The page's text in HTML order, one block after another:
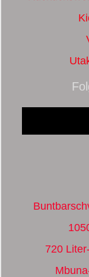
720